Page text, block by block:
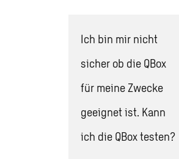
Ich bin mir nicht
sicher ob die QBox
für meine Zwecke
geeignet ist. Kann
ich die QBox testen?